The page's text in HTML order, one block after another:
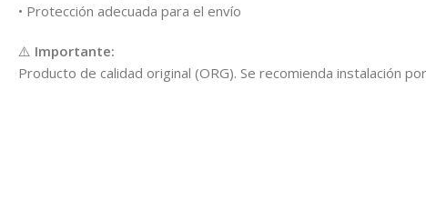
• Protección adecuada para el envío
⚠️ Importante:
Producto de calidad original (ORG). Se recomienda instalación